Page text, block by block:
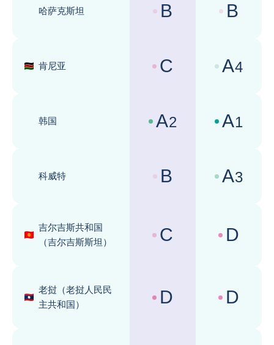
哈萨克斯坦
国家风险评级 :
B 商业环境评级
B
肯尼亚
国家风险评级 :
C 商业环境评级
A4
韩国
国家风险评级 :
A2 商业环境评级
A1
科威特
国家风险评级 :
B 商业环境评级
A3
吉尔吉斯共和国
（吉尔吉斯斯坦）
国家风险评级 :
C 商业环境评级
D
老挝（老挝人民民
主共和国）
国家风险评级 :
D 商业环境评级
D